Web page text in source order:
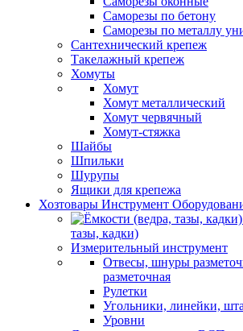
Саморезы по бетону
Саморезы по металлу
Сантехнический крепеж
Такелажный крепеж
Хомуты
Хомут
Хомут металлический
Хомут червячный
Хомут-стяжка
Шайбы
Шпильки
Шурупы
Ящики для крепежа
Хозтовары Инструмент
тазы, кадки)
Измерительный инструмент
Отвесы, шнуры
разметочная
Рулетки
Угольники, линейки,
Уровни